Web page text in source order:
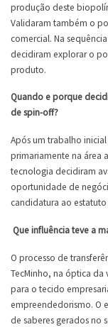
produção deste
Validaram também o
comercial. Na
decidiram explorar o
produto.
Quando e porque
de spin-off?
Após um trabalho
primariamente na área
tecnologia decidiram
oportunidade de
candidatura ao
Que influência teve a
O processo de
TecMinho, na óptica da
para o tecido
empreendedorismo. O
de saberes gerados no